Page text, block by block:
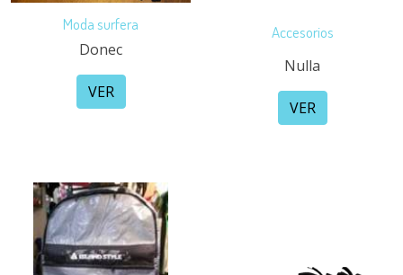
Moda surfera
Donec
VER
Accesorios
Nulla
VER